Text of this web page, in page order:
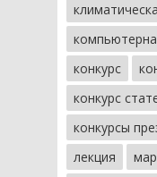
конкурс
конкурс
конкурсы
лекция